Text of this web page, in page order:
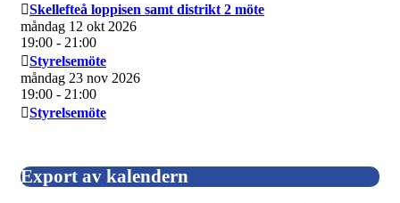
Skellefteå loppisen samt distrikt 2 möte
måndag 12 okt 2026
19:00 - 21:00
Styrelsemöte
måndag 23 nov 2026
19:00 - 21:00
Styrelsemöte
Export av kalendern